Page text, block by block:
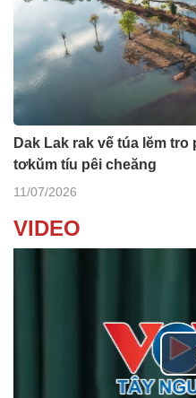
Dak Lak rak vế túa lĕm
tơkŭm tíu pêi cheăng
11/07/2026
VIDEO